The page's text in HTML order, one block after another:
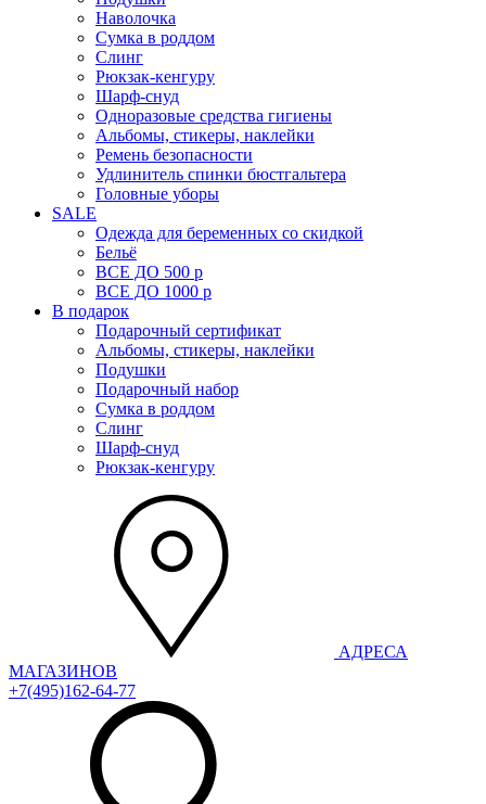
Наволочка
Сумка в роддом
Cлинг
Рюкзак-кенгуру
Шарф-снуд
Одноразовые средства гигиены
Альбомы, стикеры, наклейки
Ремень безопасности
Удлинитель спинки бюстгальтера
Головные уборы
SALE
Одежда для беременных со скидкой
Бельё
ВСЕ ДО 500 р
ВСЕ ДО 1000 р
В подарок
Подарочный сертификат
Альбомы, стикеры, наклейки
Подушки
Подарочный набор
Сумка в роддом
Слинг
Шарф-снуд
Рюкзак-кенгуру
АДРЕСА
МАГАЗИНОВ
+7(495)162-64-77